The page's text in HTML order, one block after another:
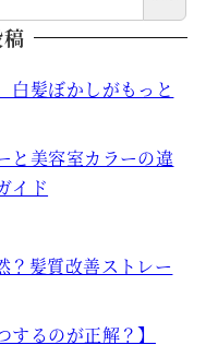
白髪ぼかしがもっと
と美容室カラーの違
イド
？髪質改善ストレー
するのが正解？】